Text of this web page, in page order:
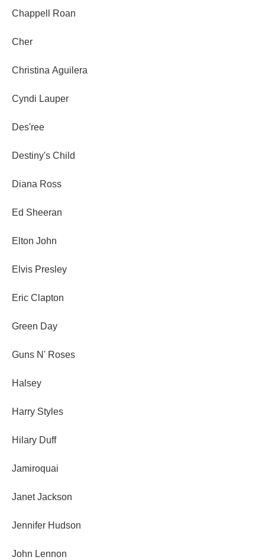
Chappell Roan
Cher
Christina Aguilera
Cyndi Lauper
Des'ree
Destiny's Child
Diana Ross
Ed Sheeran
Elton John
Elvis Presley
Eric Clapton
Green Day
Guns N' Roses
Halsey
Harry Styles
Hilary Duff
Jamiroquai
Janet Jackson
Jennifer Hudson
John Lennon